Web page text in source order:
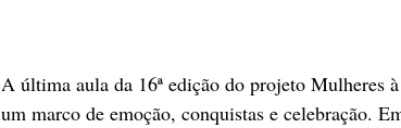
A última aula da 16ª edição do projeto Mulheres
um marco de emoção, conquistas e celebração.